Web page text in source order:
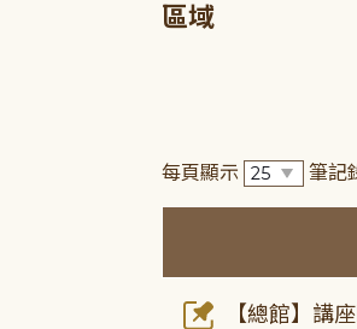
區域
每頁顯示 筆記
【總館】講